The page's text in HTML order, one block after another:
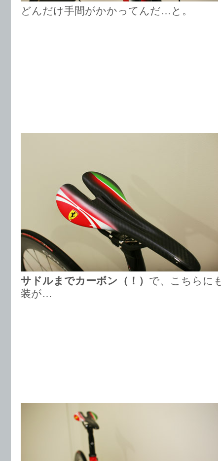
どんだけ手間がかかってんだ…と。
サドルまでカーボン（！） で、こちらに
装が…